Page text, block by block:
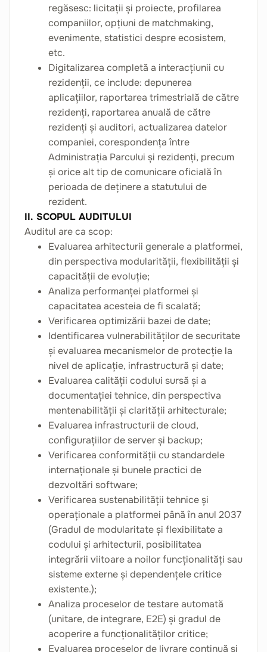
regăsesc: licitații și proiecte, profilarea
companiilor, opțiuni de matchmaking,
evenimente, statistici despre ecosistem,
etc.
Digitalizarea completă a interacțiunii cu
rezidenții, ce include: depunerea
aplicațiilor, raportarea trimestrială de către
rezidenți, raportarea anuală de către
rezidenți și auditori, actualizarea datelor
companiei, corespondența între
Administrația Parcului și rezidenți, precum
și orice alt tip de comunicare oficială în
perioada de deținere a statutului de
rezident.
II. SCOPUL AUDITULUI
Auditul are ca scop:
Evaluarea arhitecturii generale a platformei,
din perspectiva modularității, flexibilității și
capacității de evoluție;
Analiza performanței platformei și
capacitatea acesteia de fi scalată;
Verificarea optimizării bazei de date;
Identificarea vulnerabilităților de securitate
și evaluarea mecanismelor de protecție la
nivel de aplicație, infrastructură și date;
Evaluarea calității codului sursă și a
documentației tehnice, din perspectiva
mentenabilității și clarității arhitecturale;
Evaluarea infrastructurii de cloud,
configurațiilor de server și backup;
Verificarea conformității cu standardele
internaționale și bunele practici de
dezvoltări software;
Verificarea sustenabilității tehnice și
operaționale a platformei până în anul 2037
(Gradul de modularitate și flexibilitate a
codului și arhitecturii, posibilitatea
integrării viitoare a noilor funcționalități sau
sisteme externe și dependențele critice
existente.);
Analiza proceselor de testare automată
(unitare, de integrare, E2E) și gradul de
acoperire a funcționalităților critice;
Evaluarea proceselor de livrare continuă și